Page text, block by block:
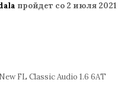
пройдет со 2 июля 2021
FL Classic Audio 1.6 6AT